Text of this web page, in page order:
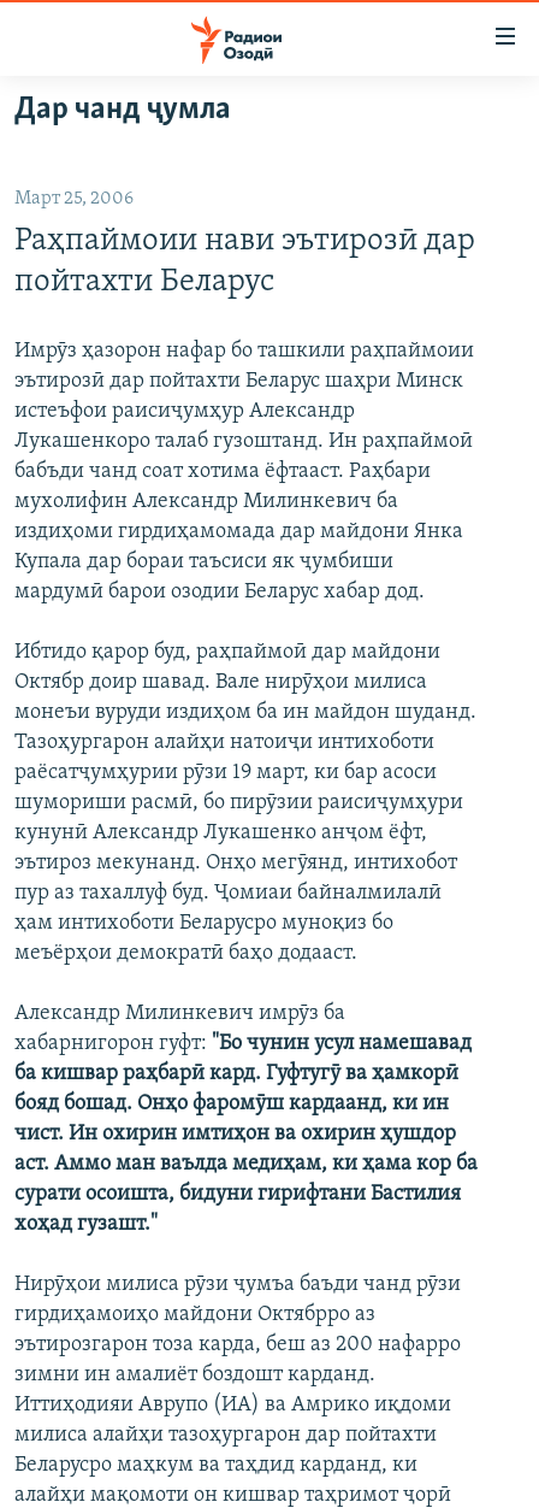
Ҷаҳиш
ба
аслӣ
Ҷаҳиш
ба
феҳристи
Ҷаҳиш
ҷустор
ГӮШАҲО
ҶОМЕА
ОСИЁИ МАРКАЗӢ
ФАРҲАНГ
МЕҲМОНИ ОЗОДӢ
ВАРЗИШ
РӮЗГОРИ МУҲОҶИР
САЛОМ, ХОҲАР
ҶАНГ ДАР УКРАИНА
НАЗАРИ МАРДУМ
БЛОГИСТОН
ОЗОДӢ ОНЛАЙН
ЧАНДРАСОНАӢ
ВИДЕО
НИГОРИСТОН
ГУЗОРИШҲОИ РАДИОӢ
РӮЙХАТҲО
КИТОБҲОИ ОЗОДӢ
Русский
ПАЙГИРӢ КУНЕД
Ҳамаи сомонаҳои RFE/RL
Дар чанд ҷумла
Март 25, 2006
Раҳпаймоии нави эътирозӣ дар
пойтахти Беларус
Имрӯз ҳазорон нафар бо ташкили раҳпаймоии
эътирозӣ дар пойтахти Беларус шаҳри Минск
истеъфои раисиҷумҳур Александр
Лукашенкоро талаб гузоштанд. Ин раҳпаймоӣ
бабъди чанд соат хотима ёфтааст. Раҳбари
мухолифин Александр Милинкевич ба
издиҳоми гирдиҳамомада дар майдони Янка
Купала дар бораи таъсиси як ҷумбиши
мардумӣ барои озодии Беларус хабар дод.
Ибтидо қарор буд, раҳпаймоӣ дар майдони
Октябр доир шавад. Вале нирӯҳои милиса
монеъи вуруди издиҳом ба ин майдон шуданд.
Тазоҳургарон алайҳи натоиҷи интихоботи
раёсатҷумҳурии рӯзи 19 март, ки бар асоси
шумориши расмӣ, бо пирӯзии раисиҷумҳури
кунунӣ Александр Лукашенко анҷом ёфт,
эътироз мекунанд. Онҳо мегӯянд, интихобот
пур аз тахаллуф буд. Ҷомиаи байналмилалӣ
ҳам интихоботи Беларусро муноқиз бо
меъёрҳои демократӣ баҳо додааст.
Александр Милинкевич имрӯз ба
хабарнигорон гуфт: "Бо чунин усул намешавад
ба кишвар раҳбарӣ кард. Гуфтугӯ ва ҳамкорӣ
бояд бошад. Онҳо фаромӯш кардаанд, ки ин
чист. Ин охирин имтиҳон ва охирин ҳушдор
аст. Аммо ман ваълда медиҳам, ки ҳама кор ба
сурати осоишта, бидуни гирифтани Бастилия
хоҳад гузашт."
Нирӯҳои милиса рӯзи ҷумъа баъди чанд рӯзи
гирдиҳамоиҳо майдони Октябрро аз
эътирозгарон тоза карда, беш аз 200 нафарро
зимни ин амалиёт боздошт карданд.
Иттиҳодияи Аврупо (ИА) ва Амрико иқдоми
милиса алайҳи тазоҳургарон дар пойтахти
Беларусро маҳкум ва таҳдид карданд, ки
алайҳи мақомоти он кишвар таҳримот ҷорӣ